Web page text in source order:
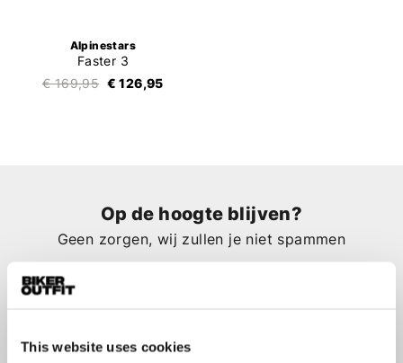
This website uses cookies
Alpinestars
Faster 3
€ 169,95 € 126,95
Op de hoogte blijven?
Geen zorgen, wij zullen je niet spammen